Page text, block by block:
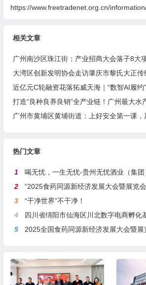
https://www.freetradenet.org.cn/
相关文章
大湾区创新发明协会走访肇庆市黎氏大正传
广州市黄埔区黄埔街道：上好安全第一课
热门文章
1
喝无忧，一生无忧-贵州无忧酒业（集团
2
“2025食药同源新经济发展大会暨展览会”将于
3
“干净世界”不干净！
4
四川省绵阳市仙海区川北数字电商孵化基地：直播电商
5
2025全国食药同源新经济发展大会暨展